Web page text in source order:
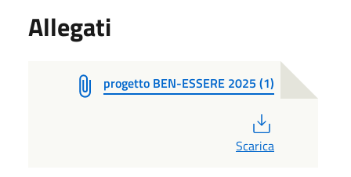
Allegati
progetto BEN-ESSERE 2025 (1)
Scarica